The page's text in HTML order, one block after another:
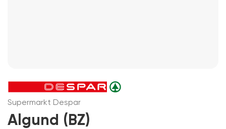
Supermarkt Despar
Algund (BZ)